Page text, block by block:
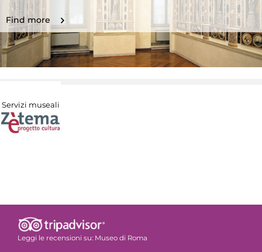
Find more
Servizi museali
Leggi le recensioni su: Museo di Roma